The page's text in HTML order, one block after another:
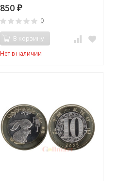
850₽
0
В корзину
Нет в наличии